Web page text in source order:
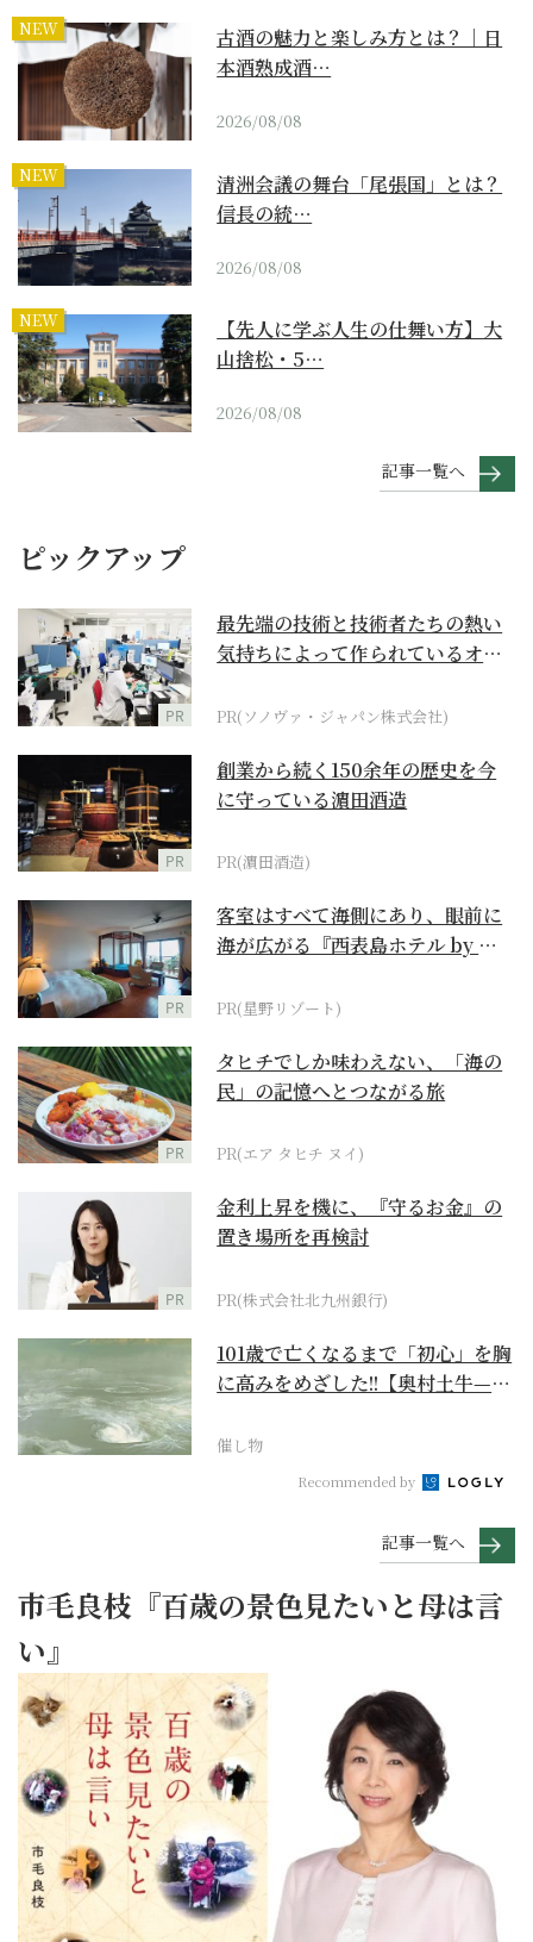
NEW
古酒の魅力と楽しみ方とは？｜日
本酒熟成酒…
2026/08/08
NEW
清洲会議の舞台「尾張国」とは？
信長の統…
2026/08/08
NEW
【先人に学ぶ人生の仕舞い方】大
山捨松・5…
2026/08/08
記事一覧へ
ピックアップ
PR
最先端の技術と技術者たちの熱い
気持ちによって作られているオー
PR(ソノヴァ・ジャパン株式会社)
PR
創業から続く150余年の歴史を今
に守っている濵田酒造
PR(濵田酒造)
PR
客室はすべて海側にあり、眼前に
海が広がる『西表島ホテル by 星
PR(星野リゾート)
PR
タヒチでしか味わえない、「海の
民」の記憶へとつながる旅
PR(エア タヒチ ヌイ)
PR
金利上昇を機に、『守るお金』の
置き場所を再検討
PR(株式会社北九州銀行)
101歳で亡くなるまで「初心」を胸
に高みをめざした!!【奥村土牛—名
催し物
Recommended by
記事一覧へ
市毛良枝『百歳の景色見たいと母は言
い』